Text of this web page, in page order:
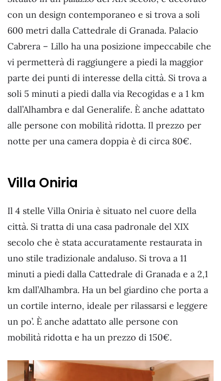
con un design contemporaneo e si trova a soli
600 metri dalla Cattedrale di Granada. Palacio
Cabrera – Lillo ha una posizione impeccabile che
vi permetterà di raggiungere a piedi la maggior
parte dei punti di interesse della città. Si trova a
soli 5 minuti a piedi dalla via Recogidas e a 1 km
dall’Alhambra e dal Generalife. È anche adattato
alle persone con mobilità ridotta. Il prezzo per
notte per una camera doppia è di circa 80€.
Villa Oniria
Il 4 stelle Villa Oniria è situato nel cuore della
città. Si tratta di una casa padronale del XIX
secolo che è stata accuratamente restaurata in
uno stile tradizionale andaluso. Si trova a 11
minuti a piedi dalla Cattedrale di Granada e a 2,1
km dall’Alhambra. Ha un bel giardino che porta a
un cortile interno, ideale per rilassarsi e leggere
un po’. È anche adattato alle persone con
mobilità ridotta e ha un prezzo di 150€.